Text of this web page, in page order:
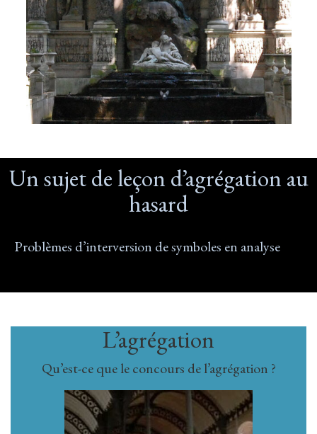
Un sujet de leçon d’agrégation au
hasard
Problèmes d’interversion de symboles en analyse
L’agrégation
Qu’est-ce que le concours de l’agrégation ?